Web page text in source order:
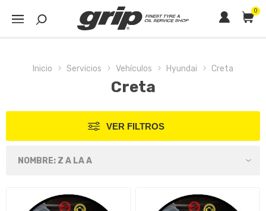
0
Inicio Servicios Vehículos Hyundai Creta
Creta
VER FILTROS